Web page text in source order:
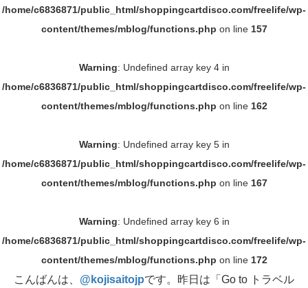
/home/c6836871/public_html/shoppingcartdisco.com/freelife/wp-
content/themes/mblog/functions.php on line 157
Warning: Undefined array key 4 in
/home/c6836871/public_html/shoppingcartdisco.com/freelife/wp-
content/themes/mblog/functions.php on line 162
Warning: Undefined array key 5 in
/home/c6836871/public_html/shoppingcartdisco.com/freelife/wp-
content/themes/mblog/functions.php on line 167
Warning: Undefined array key 6 in
/home/c6836871/public_html/shoppingcartdisco.com/freelife/wp-
content/themes/mblog/functions.php on line 172
こんばんは、 @kojisaitojpです。昨日は「Go to トラベル